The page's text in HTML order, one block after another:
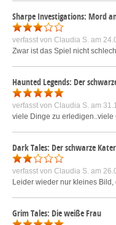
Sharpe Investigations: Mord
verfasst von Claudia S. am
Zwar ist das Spiel nicht
Haunted Legends: Der
verfasst von Claudia S. am
viele Dinge zu
Dark Tales: Der schwarze
verfasst von Claudia S. am
Leider wieder nur kleines
Grim Tales: Die weiße Frau